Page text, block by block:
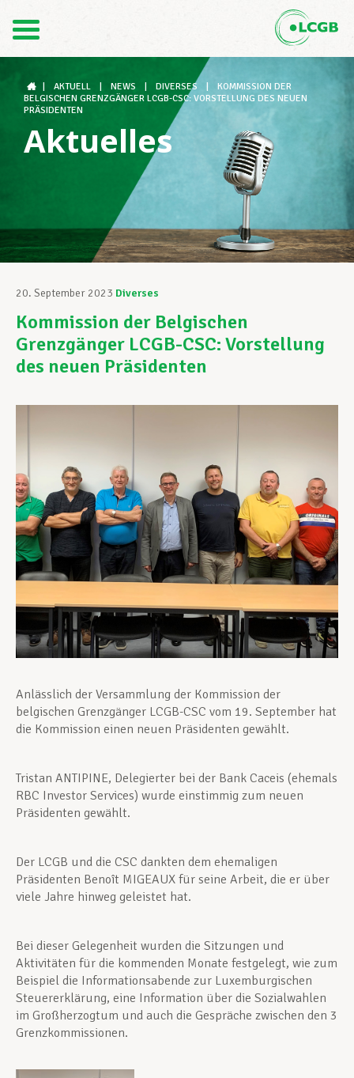
FR
Der LCGB
Gewerkschaftsstrukturen
Unterstützung im Arbeitsalltag
Ihre Rechte
Mitglied werden
Aktuell
AKTUELL NEWS DIVERSES
KOMMISSION DER
BELGISCHEN GRENZGÄNGER LCGB-CSC: VORSTELLUNG DES NEUEN
PRÄSIDENTEN
Aktuelles
20. September 2023 Diverses
Kommission der Belgischen
Grenzgänger LCGB-CSC: Vorstellung
des neuen Präsidenten
Anlässlich der Versammlung der Kommission der
belgischen Grenzgänger LCGB-CSC vom 19. September hat
die Kommission einen neuen Präsidenten gewählt.
Tristan ANTIPINE, Delegierter bei der Bank Caceis (ehemals
RBC Investor Services) wurde einstimmig zum neuen
Präsidenten gewählt.
Der LCGB und die CSC dankten dem ehemaligen
Präsidenten Benoît MIGEAUX für seine Arbeit, die er über
viele Jahre hinweg geleistet hat.
Bei dieser Gelegenheit wurden die Sitzungen und
Aktivitäten für die kommenden Monate festgelegt, wie zum
Beispiel die Informationsabende zur Luxemburgischen
Steuererklärung, eine Information über die Sozialwahlen
im Großherzogtum und auch die Gespräche zwischen den 3
Grenzkommissionen.